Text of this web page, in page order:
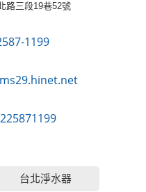
路三段19巷52號
1199
台北淨水器